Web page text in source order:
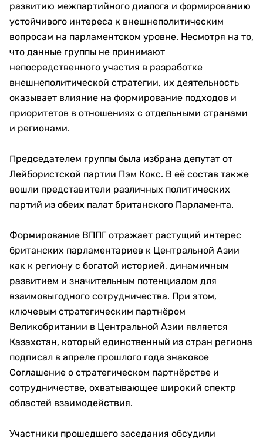
развитию межпартийного диалога и формированию
устойчивого интереса к внешнеполитическим
вопросам на парламентском уровне. Несмотря на то,
что данные группы не принимают
непосредственного участия в разработке
внешнеполитической стратегии, их деятельность
оказывает влияние на формирование подходов и
приоритетов в отношениях с отдельными странами
и регионами.
Председателем группы была избрана депутат от
Лейбористской партии Пэм Кокс. В её состав также
вошли представители различных политических
партий из обеих палат британского Парламента.
Формирование ВППГ отражает растущий интерес
британских парламентариев к Центральной Азии
как к региону с богатой историей, динамичным
развитием и значительным потенциалом для
взаимовыгодного сотрудничества. При этом,
ключевым стратегическим партнёром
Великобритании в Центральной Азии является
Казахстан, который единственный из стран региона
подписал в апреле прошлого года знаковое
Соглашение о стратегическом партнёрстве и
сотрудничестве, охватывающее широкий спектр
областей взаимодействия.
Участники прошедшего заседания обсудили